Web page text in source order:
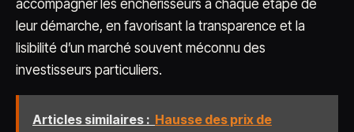
accompagner les enchérisseurs à chaque étape de
leur démarche, en favorisant la transparence et la
lisibilité d’un marché souvent méconnu des
investisseurs particuliers.
Articles similaires : Hausse des prix de